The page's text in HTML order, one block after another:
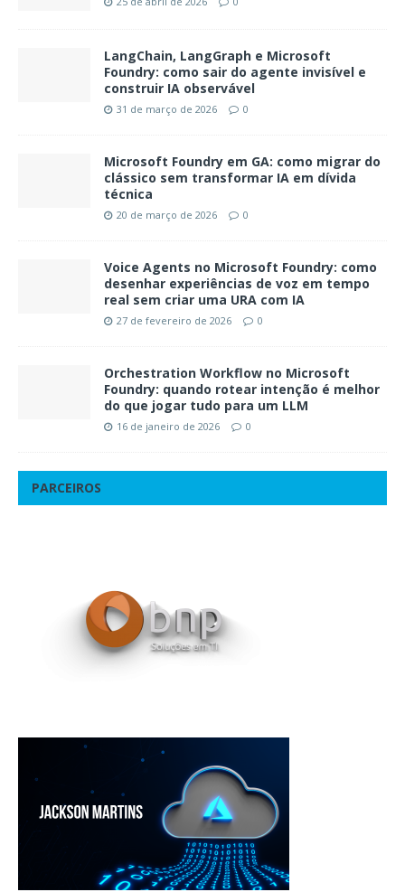
LangChain, LangGraph e Microsoft
Foundry: como sair do agente invisível e
construir IA observável
31 de março de 2026 0
Microsoft Foundry em GA: como migrar do
clássico sem transformar IA em dívida
técnica
20 de março de 2026 0
Voice Agents no Microsoft Foundry: como
desenhar experiências de voz em tempo
real sem criar uma URA com IA
27 de fevereiro de 2026 0
Orchestration Workflow no Microsoft
Foundry: quando rotear intenção é melhor
do que jogar tudo para um LLM
16 de janeiro de 2026 0
PARCEIROS